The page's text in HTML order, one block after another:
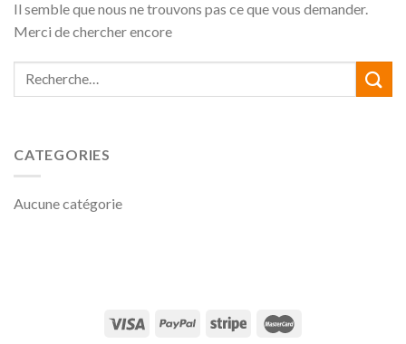
Il semble que nous ne trouvons pas ce que vous demander.
Merci de chercher encore
CATEGORIES
Aucune catégorie